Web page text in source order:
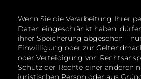
Wenn Sie die Verarbeitung Ihrer
Daten eingeschränkt haben,
ihrer Speicherung abgesehen –
Einwilligung oder zur
oder Verteidigung von
Schutz der Rechte einer anderen
juristischen Person oder aus